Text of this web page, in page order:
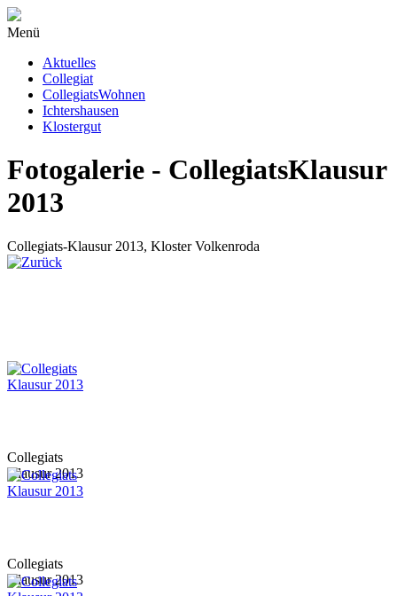
Menü
Aktuelles
Collegiat
CollegiatsWohnen
Ichtershausen
Klostergut
Fotogalerie - CollegiatsKlausur
2013
Collegiats-Klausur 2013, Kloster Volkenroda
Collegiats
Klausur 2013
Collegiats
Klausur 2013